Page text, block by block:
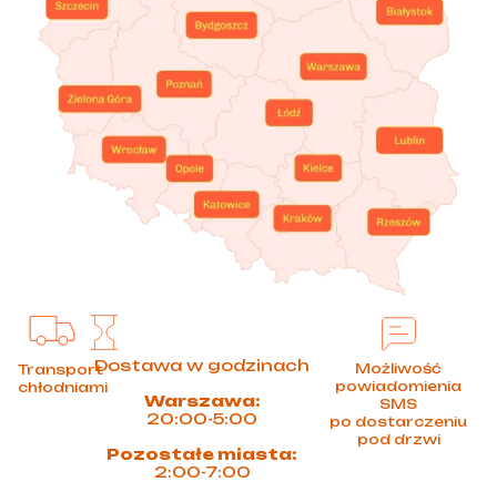
Transport
chłodniami
Dostawa w godzinach
Warszawa:
20:00-5:00
Pozostałe miasta:
2:00-7:00
Możliwość
powiadomienia
SMS
po dostarczeniu
pod drzwi